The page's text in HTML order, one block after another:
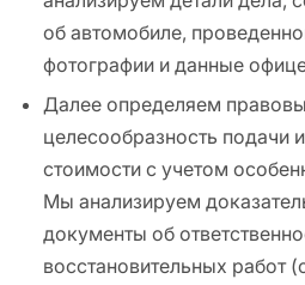
об автомобиле,
фотографии и данные
Далее определяем
целесообразность подачи
стоимости с учетом
Мы анализируем
документы об
восстановительных работ